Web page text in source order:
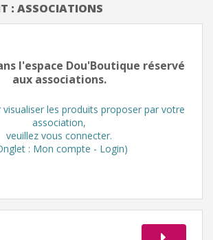
: ASSOCIATIONS
l'espace Dou'Boutique réservé
aux associations.
les produits proposer par votre
association,
veuillez vous connecter.
: Mon compte - Login)